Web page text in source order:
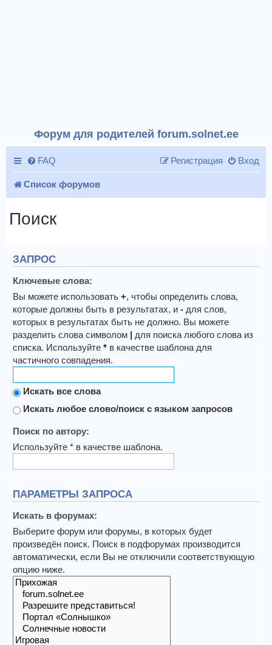
Форум для родителей forum.solnet.ee
FAQ Вход
Регистрация
Список форумов
Поиск
ЗАПРОС
Ключевые слова:
Вы можете использовать +, чтобы определить слова,
которые должны быть в результатах, и - для слов,
которых в результатах быть не должно. Вы можете
разделить слова символом | для поиска любого слова из
списка. Используйте * в качестве шаблона для
частичного совпадения.
Искать все слова
Искать любое слово/поиск с языком запросов
Поиск по автору:
Используйте * в качестве шаблона.
ПАРАМЕТРЫ ЗАПРОСА
Искать в форумах:
Выберите форум или форумы, в которых будет
произведён поиск. Поиск в подфорумах производится
автоматически, если Вы не отключили соответствующую
опцию ниже.